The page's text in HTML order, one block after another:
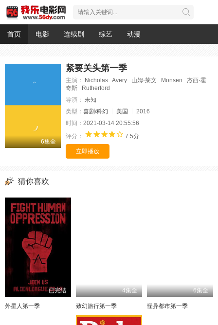
首页 电影 连续剧 综艺 动漫
6集全
紧要关头第一季
主演：
Nicholas Avery 山姆·莱文 Monsen 杰西·霍
奇斯 Rutherford
导演： 未知
类型： 喜剧/科幻 美国
2016
时间： 2021-03-14 20:55:56
评分：
7.5分
立即播放
猜你喜欢
已完结
外星人第一季
4集全
致幻旅行第一季
6集全
怪异都市第一季